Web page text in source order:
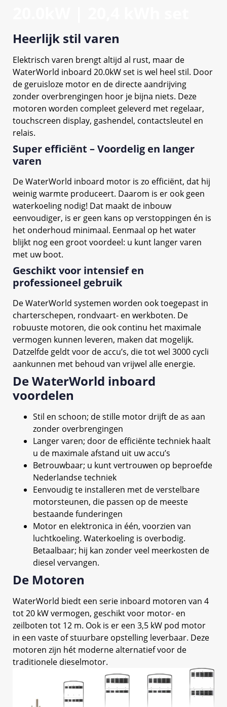
Heerlijk stil varen
Elektrisch varen brengt altijd al rust, maar de
WaterWorld inboard 20.0kW set is wel heel stil. Door
de geruisloze motor en de directe aandrijving
zonder overbrengingen hoor je bijna niets. Deze
motoren worden compleet geleverd met regelaar,
touchscreen display, gashendel, contactsleutel en
relais.
Super efficiënt – Voordelig en langer
varen
De WaterWorld inboard motor is zo efficiënt, dat hij
weinig warmte produceert. Daarom is er ook geen
waterkoeling nodig! Dat maakt de inbouw
eenvoudiger, is er geen kans op verstoppingen én is
het onderhoud minimaal. Eenmaal op het water
blijkt nog een groot voordeel: u kunt langer varen
met uw boot.
Geschikt voor intensief en
professioneel gebruik
De WaterWorld systemen worden ook toegepast in
charterschepen, rondvaart- en werkboten. De
robuuste motoren, die ook continu het maximale
vermogen kunnen leveren, maken dat mogelijk.
Datzelfde geldt voor de accu’s, die tot wel 3000 cycli
aankunnen met behoud van vrijwel alle energie.
De WaterWorld inboard
voordelen
Stil en schoon; de stille motor drijft de as aan
zonder overbrengingen
Langer varen; door de efficiënte techniek haalt
u de maximale afstand uit uw accu’s
Betrouwbaar; u kunt vertrouwen op beproefde
Nederlandse techniek
Eenvoudig te installeren met de verstelbare
motorsteunen, die passen op de meeste
bestaande funderingen
Motor en elektronica in één, voorzien van
luchtkoeling. Waterkoeling is overbodig.
Betaalbaar; hij kan zonder veel meerkosten de
diesel vervangen.
De Motoren
WaterWorld biedt een serie inboard motoren van 4
tot 20 kW vermogen, geschikt voor motor- en
zeilboten tot 12 m. Ook is er een 3,5 kW pod motor
in een vaste of stuurbare opstelling leverbaar. Deze
motoren zijn hét moderne alternatief voor de
traditionele dieselmotor.